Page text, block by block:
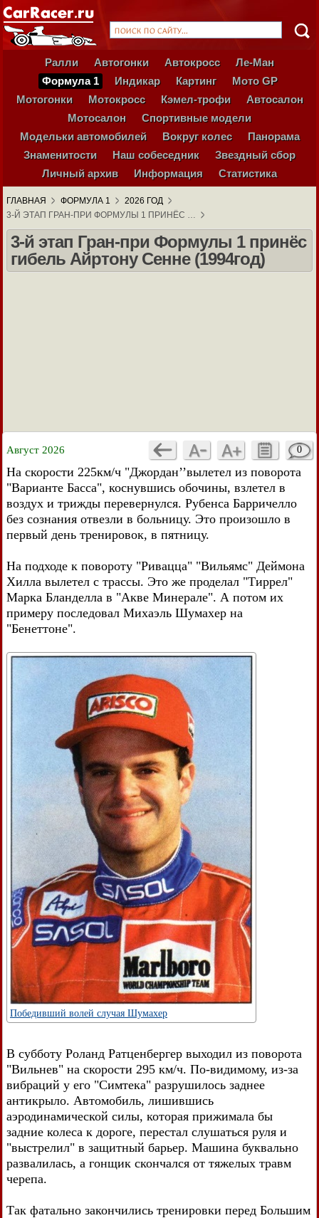
Ралли Автогонки Автокросс
Ле-Ман
Формула 1
Индикар Картинг
Мото GP
Мотогонки
Мотокросс Кэмел-трофи
Автосалон
Мотосалон
Спортивные модели
Модельки автомобилей
Вокруг колес
Панорама
Знаменитости
Наш собеседник
Звездный сбор
Личный архив
Информация Статистика
ГЛАВНАЯ ФОРМУЛА 1
2026 ГОД
3-Й ЭТАП ГРАН-ПРИ ФОРМУЛЫ 1 ПРИНЁС …
3-й этап Гран-при Формулы 1 принёс
гибель Айртону Сенне (1994год)
Август 2026 0
На скорости 225км/ч "Джордан’’вылетел из поворота
"Варианте Басса", коснувшись обочины, взлетел в
воздух и трижды перевернулся. Рубенса Барричелло
без сознания отвезли в больницу. Это произошло в
первый день тренировок, в пятницу.
На подходе к повороту "Ривацца" "Вильямс" Деймона
Хилла вылетел с трассы. Это же проделал "Тиррел"
Марка Бланделла в "Акве Минерале". А потом их
примеру последовал Михаэль Шумахер на
"Бенеттоне".
Победивший волей случая Шумахер
В субботу Роланд Ратценбергер выходил из поворота
"Вильнев" на скорости 295 км/ч. По-видимому, из-за
вибраций у его "Симтека" разрушилось заднее
антикрыло. Автомобиль, лишившись
аэродинамической силы, которая прижимала бы
задние колеса к дороге, перестал слушаться руля и
"выстрелил" в защитный барьер. Машина буквально
развалилась, а гонщик скончался от тяжелых травм
черепа.
Так фатально закончились тренировки перед Большим